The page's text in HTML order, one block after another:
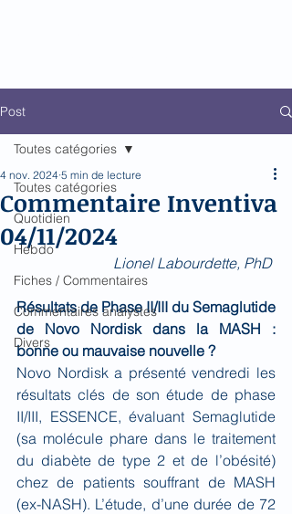
Post
Toutes catégories
Quotidien
Hebdo
Fiches / Commentaires
Commentaires analystes
Divers
Toutes catégories
Commentaire Inventiva
04/11/2024
4 nov. 2024 5 min de lecture
Lionel Labourdette, PhD
Résultats de Phase II/III du Semaglutide
de Novo Nordisk dans la MASH :
bonne ou mauvaise nouvelle ?
Novo Nordisk a présenté vendredi les
résultats clés de son étude de phase
II/III, ESSENCE, évaluant Semaglutide
(sa molécule phare dans le traitement
du diabète de type 2 et de l’obésité)
chez de patients souffrant de MASH
(ex-NASH). L’étude, d’une durée de 72